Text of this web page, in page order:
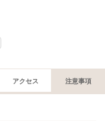
アクセス 注意事項